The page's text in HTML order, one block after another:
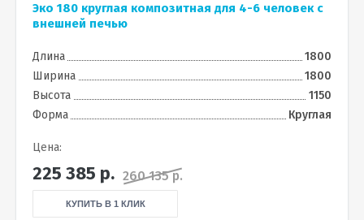
Эко 180 круглая композитная для 4-6 человек с
внешней печью
Длина
1800
Ширина
1800
Высота
1150
Форма
Круглая
Цена:
225 385 р. 260 135 р.
КУПИТЬ В 1 КЛИК